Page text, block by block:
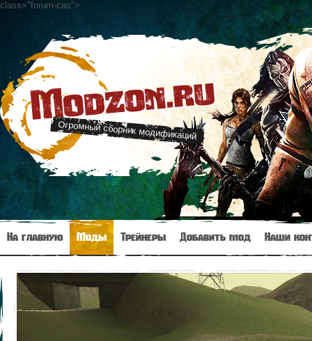
class="forum-cas">
Modzon.ru
Огромный сборник модификаций
На главную Моды Трейнеры Добавить мод Наши